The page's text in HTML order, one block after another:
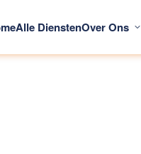
Alle DienstenOver Ons